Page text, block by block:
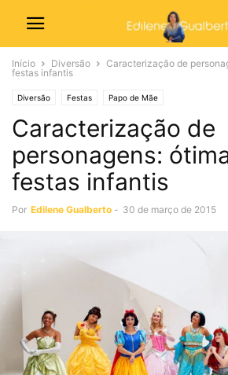
Início Diversão
Caracterização de
festas infantis
Diversão Festas Papo de Mãe
Caracterização de
personagens:
festas infantis
Por Edilene Gualberto - 30 de março de 2015